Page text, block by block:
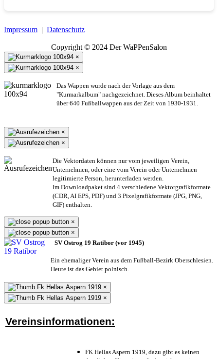
Impressum | Datenschutz
Copyright © 2024 Der WaPPenSalon
×
×
Das Wappen wurde nach der Vorlage aus dem
"Kurmarkalbum" nachgezeichnet. Dieses Album beinhaltet
über 640 Fußballwappen aus der Zeit von 1930-1931.
×
×
Die Vektordaten können nur vom jeweiligen Verein,
Unternehmen, oder eine vom Verein oder Unternehmen
legitimierte Person, herunterladen werden.
Im Downloadpaket sind 4 verschiedene Vektorgrafikformate
(CDR, AI EPS, PDF) und 3 Pixelgrafikformate (JPG, PNG,
GIF) enthalten.
×
×
SV Ostrog 19 Ratibor (vor 1945)
Ein ehemaliger Verein aus dem Fußball-Bezirk Oberschlesien.
Heute ist das Gebiet polnisch.
×
×
Vereinsinformationen:
FK Hellas Aspern 1919, dazu gibt es keinen